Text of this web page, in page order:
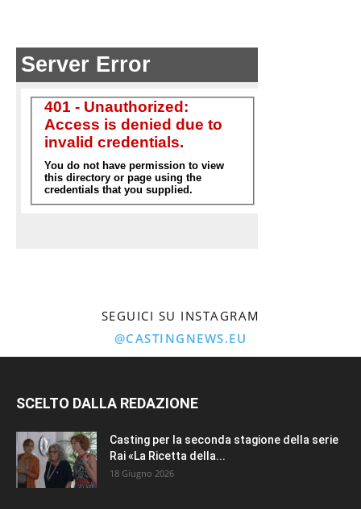
SEGUICI SU INSTAGRAM
@CASTINGNEWS.EU
SCELTO DALLA REDAZIONE
Casting per la seconda stagione della serie
Rai «La Ricetta della...
18 Giugno 2026